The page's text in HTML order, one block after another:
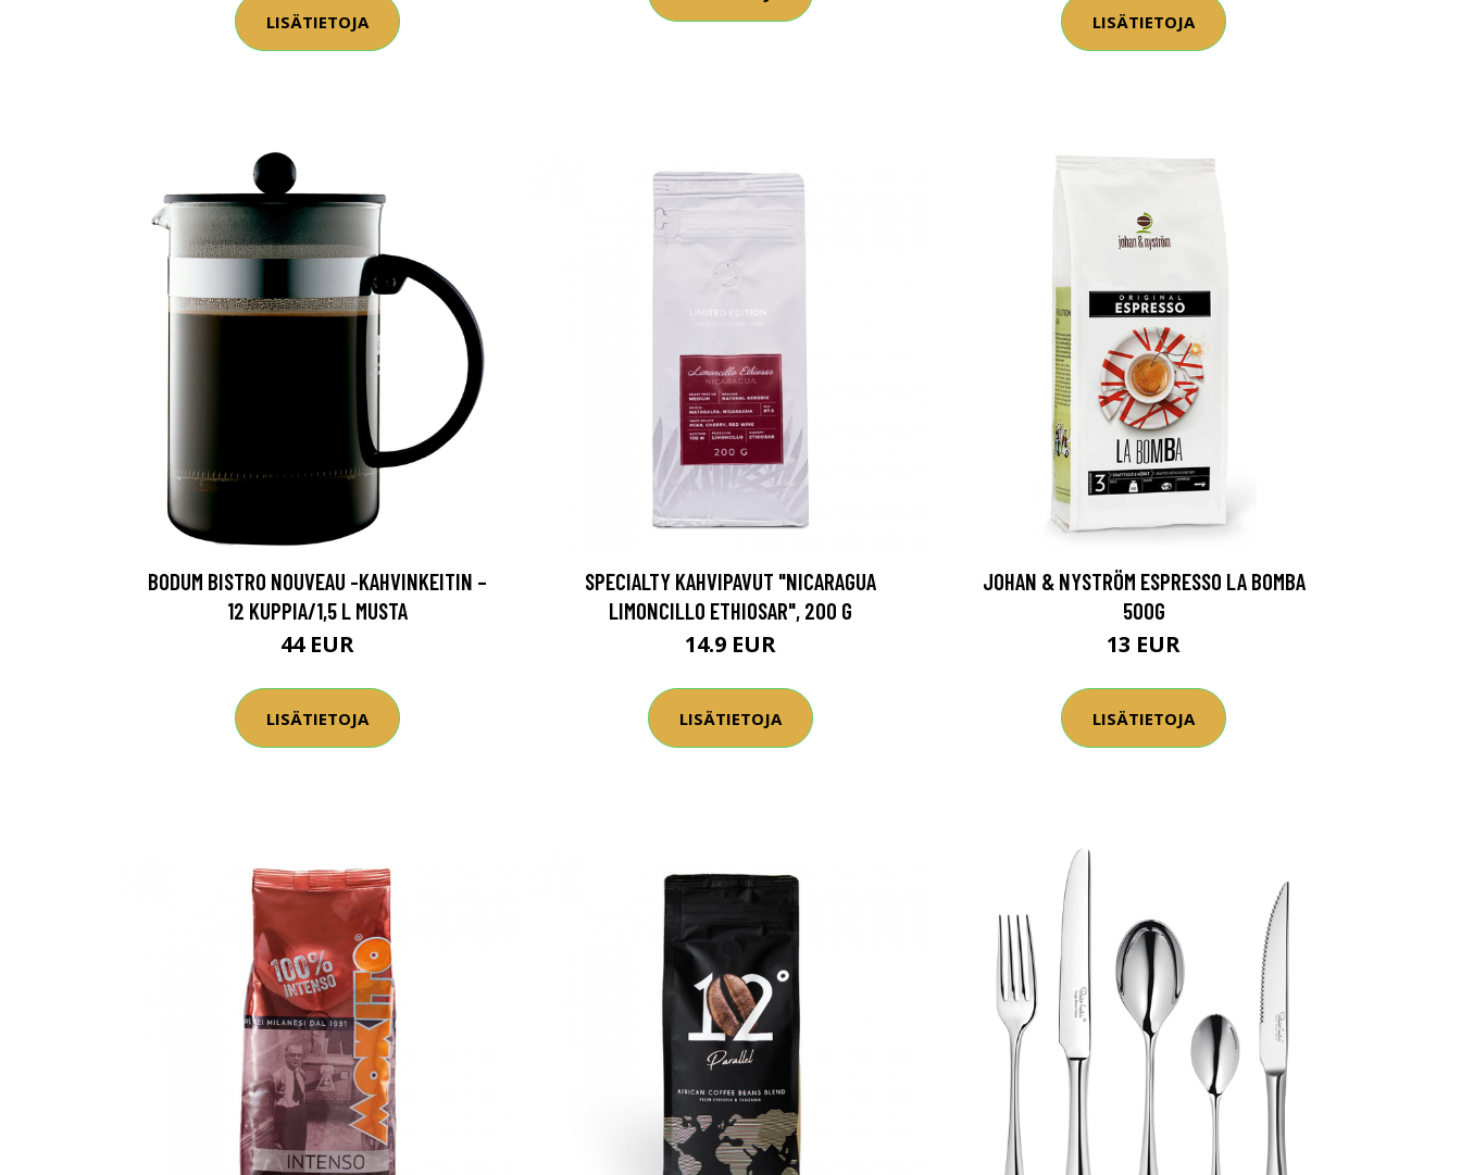
LISÄTIETOJA LISÄTIETOJA
BODUM BISTRO NOUVEAU -KAHVINKEITIN –
12 KUPPIA/1,5 L MUSTA
44 EUR
LISÄTIETOJA
SPECIALTY KAHVIPAVUT "NICARAGUA
LIMONCILLO ETHIOSAR", 200 G
14.9 EUR
LISÄTIETOJA
JOHAN & NYSTRÖM ESPRESSO LA BOMBA
500G
13 EUR
LISÄTIETOJA